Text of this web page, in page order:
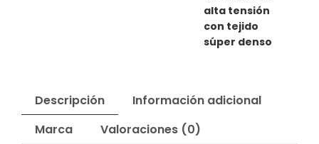
alta tensión
con tejido
súper denso
Descripción
Información adicional
Marca
Valoraciones (0)